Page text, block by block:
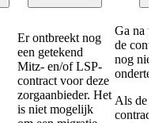
Er ontbreekt nog
een getekend
Mitz- en/of LSP-
contract voor deze
zorgaanbieder. Het
is niet mogelijk
Ga na
de
nog
Als de